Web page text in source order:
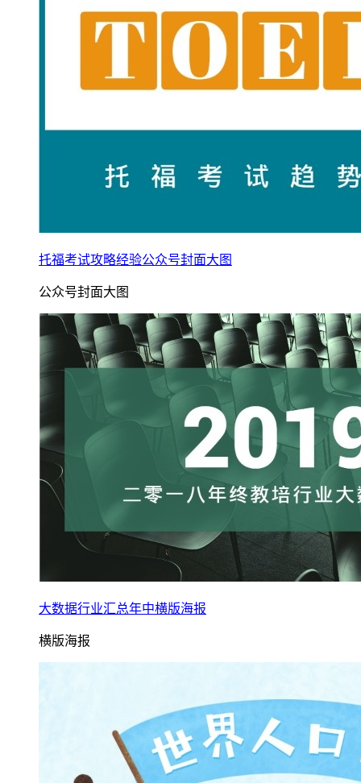
托福考试攻略经验公众号封面大图
公众号封面大图
大数据行业汇总年中横版海报
横版海报